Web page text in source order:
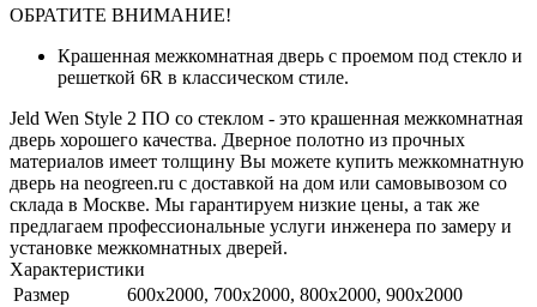
ОБРАТИТЕ ВНИМАНИЕ!
Крашенная межкомнатная дверь с проемом под стекло и
решеткой 6R в классическом стиле.
Jeld Wen Style 2 ПО со стеклом - это крашенная межкомнатная
дверь хорошего качества. Дверное полотно из прочных
материалов имеет толщину Вы можете купить межкомнатную
дверь на neogreen.ru с доставкой на дом или самовывозом со
склада в Москве. Мы гарантируем низкие цены, а так же
предлагаем профессиональные услуги инженера по замеру и
установке межкомнатных дверей.
Характеристики
Размер
600x2000, 700x2000, 800x2000, 900x2000